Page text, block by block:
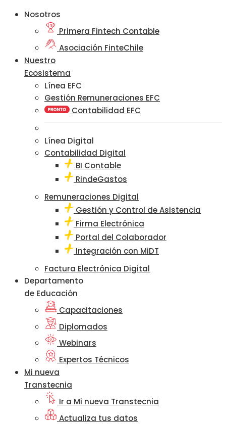
Nosotros
Primera Fintech Contable
Asociación FinteChile
Nuestro
Ecosistema
Línea EFC
Gestión Remuneraciones EFC
Contabilidad EFC
Línea Digital
Contabilidad Digital
BI Contable
RindeGastos
Remuneraciones Digital
Gestión y Control de Asistencia
Firma Electrónica
Portal del Colaborador
Integración con MiDT
Factura Electrónica Digital
Departamento
de Educación
Capacitaciones
Diplomados
Webinars
Expertos Técnicos
Mi nueva
Transtecnia
Ir a Mi nueva Transtecnia
Actualiza tus datos